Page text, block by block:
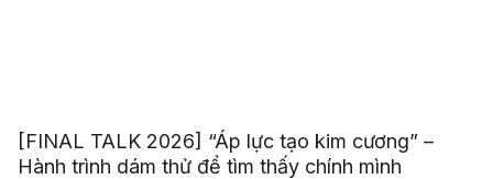
[FINAL TALK 2026] “Áp lực tạo kim cương” –
Hành trình dám thử để tìm thấy chính mình